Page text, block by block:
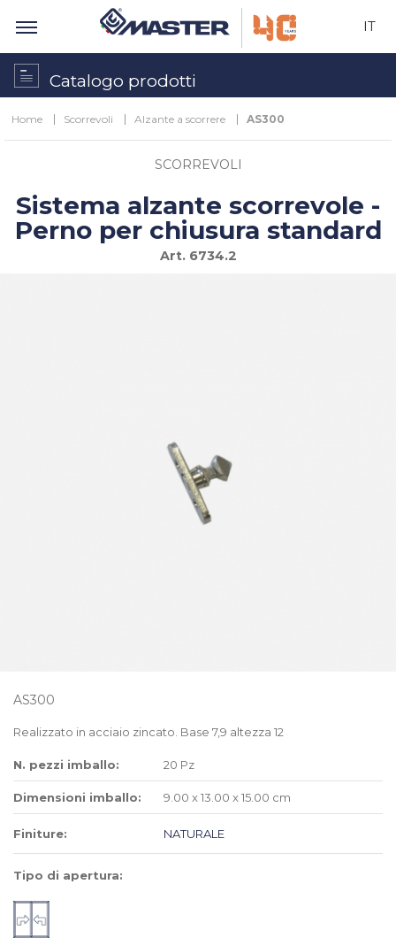
IT
Catalogo prodotti
Home Scorrevoli Alzante a scorrere AS300
SCORREVOLI
Sistema alzante scorrevole -
Perno per chiusura standard
Art.6734.2
AS300
Realizzato in acciaio zincato. Base 7,9 altezza 12
N. pezzi imballo: 20 Pz
Dimensioni imballo: 9.00 x 13.00 x 15.00 cm
Finiture: NATURALE
Tipo di apertura: